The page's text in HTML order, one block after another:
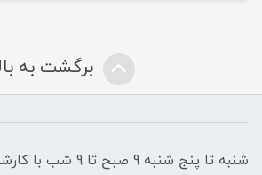
برگشت به
شنبه تا پنج شنبه 9 صبح